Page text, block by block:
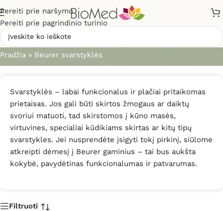
Pereiti prie naršymo
Pereiti prie pagrindinio turinio
Beurer svarstyklės
Pradžia » Beurer svarstyklės
Svarstyklės – labai funkcionalus ir plačiai pritaikomas
prietaisas. Jos gali būti skirtos žmogaus ar daiktų
svoriui matuoti, tad skirstomos į kūno masės,
virtuvines, specialiai kūdikiams skirtas ar kitų tipų
svarstykles. Jei nusprendėte įsigyti tokį pirkinį, siūlome
atkreipti dėmesį į Beurer gaminius – tai bus aukšta
kokybė, pavydėtinas funkcionalumas ir patvarumas.
Filtruoti